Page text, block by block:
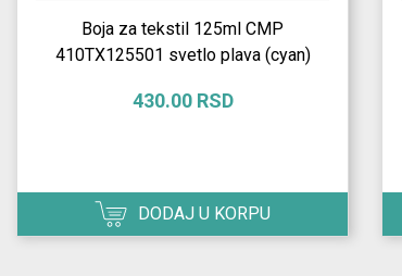
Boja za tekstil 125ml CMP
410TX125501 svetlo plava (cyan)
430.00 RSD
DODAJ U KORPU